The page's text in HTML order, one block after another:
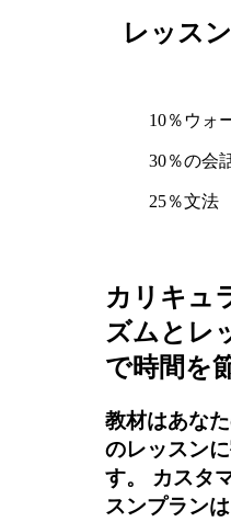
レッス
10％ウォ
30％の会
25％文法
カリキュ
ズムとレ
で時間を
教材はあな
のレッスン
す。 カスタ
スンプラン